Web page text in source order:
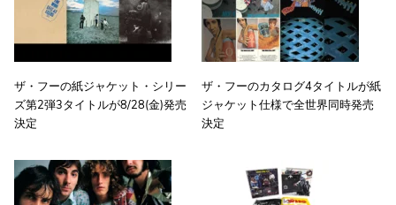
ザ・フーの紙ジャケット・シリー
ズ第2弾3タイトルが8/28(金)発売
決定
ザ・フーのカタログ4タイトルが紙
ジャケット仕様で全世界同時発売
決定